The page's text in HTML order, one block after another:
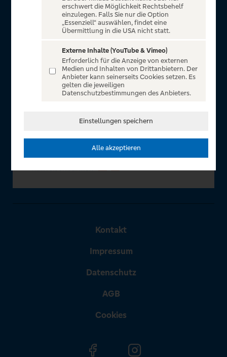
Über VR Entertain
für alle Kunden der Volksbanken Raiffeisenbanken. Auf
unserem einzigartigen Portal finden Sie Tickets für
atemberaubende Konzerte, Musicals und Shows, die
Fußball-Bundesliga sowie die Champions League und die
In Zusammenarbeit mit
Kontakt
Impressum
Datenschutz
AGB
Cookies
erschwert die Möglichkeit Rechtsbehelf
einzulegen. Falls Sie nur die Option
„Essenziell“ auswählen, findet eine
Übermittlung in die USA nicht statt.
Externe Inhalte (YouTube & Vimeo)
Erforderlich für die Anzeige von externen
Medien und Inhalten von Drittanbietern. Der
Anbieter kann seinerseits Cookies setzen. Es
gelten die jeweiligen
Datenschutzbestimmungen des Anbieters.
Einstellungen speichern
Alle akzeptieren